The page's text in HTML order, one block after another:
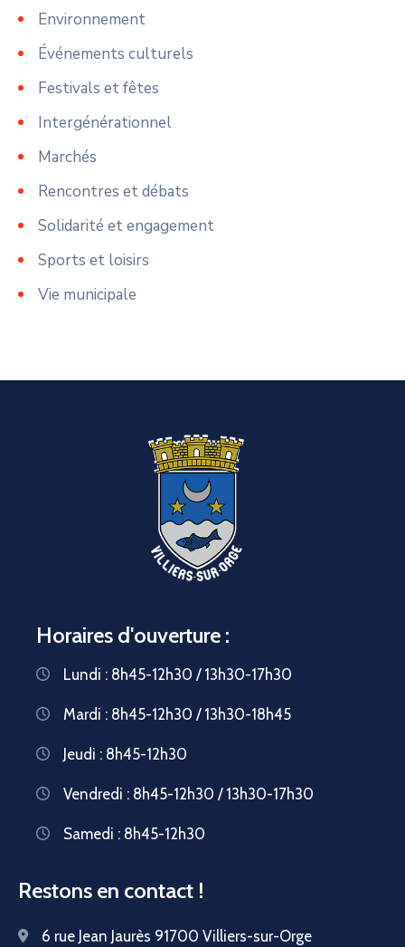
Environnement
Événements culturels
Festivals et fêtes
Intergénérationnel
Marchés
Rencontres et débats
Solidarité et engagement
Sports et loisirs
Vie municipale
Horaires d'ouverture :
Lundi : 8h45-12h30 / 13h30-17h30
Mardi : 8h45-12h30 / 13h30-18h45
Jeudi : 8h45-12h30
Vendredi : 8h45-12h30 / 13h30-17h30
Samedi : 8h45-12h30
Restons en contact !
6 rue Jean Jaurès 91700 Villiers-sur-Orge